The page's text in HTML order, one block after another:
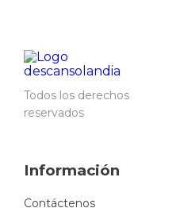
Todos los derechos
reservados
Información
Contáctenos